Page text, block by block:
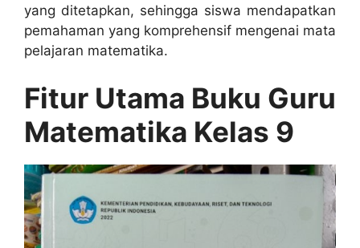
yang ditetapkan, sehingga siswa mendapatkan
pemahaman yang komprehensif mengenai mata
pelajaran matematika.
Fitur Utama Buku Guru
Matematika Kelas 9